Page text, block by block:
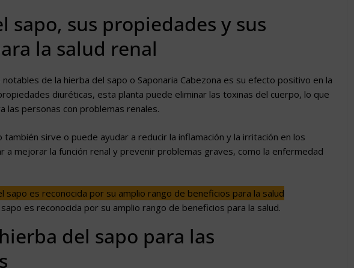
sapo, sus propiedades y sus
la salud renal
de la hierba del sapo o Saponaria Cabezona es su efecto positivo en la
diuréticas, esta planta puede eliminar las toxinas del cuerpo, lo que
las personas con problemas renales.
también sirve o puede ayudar a reducir la inflamación y la irritación en los
a mejorar la función renal y prevenir problemas graves, como la enfermedad
es reconocida por su amplio rango de beneficios para la salud.
del sapo para las